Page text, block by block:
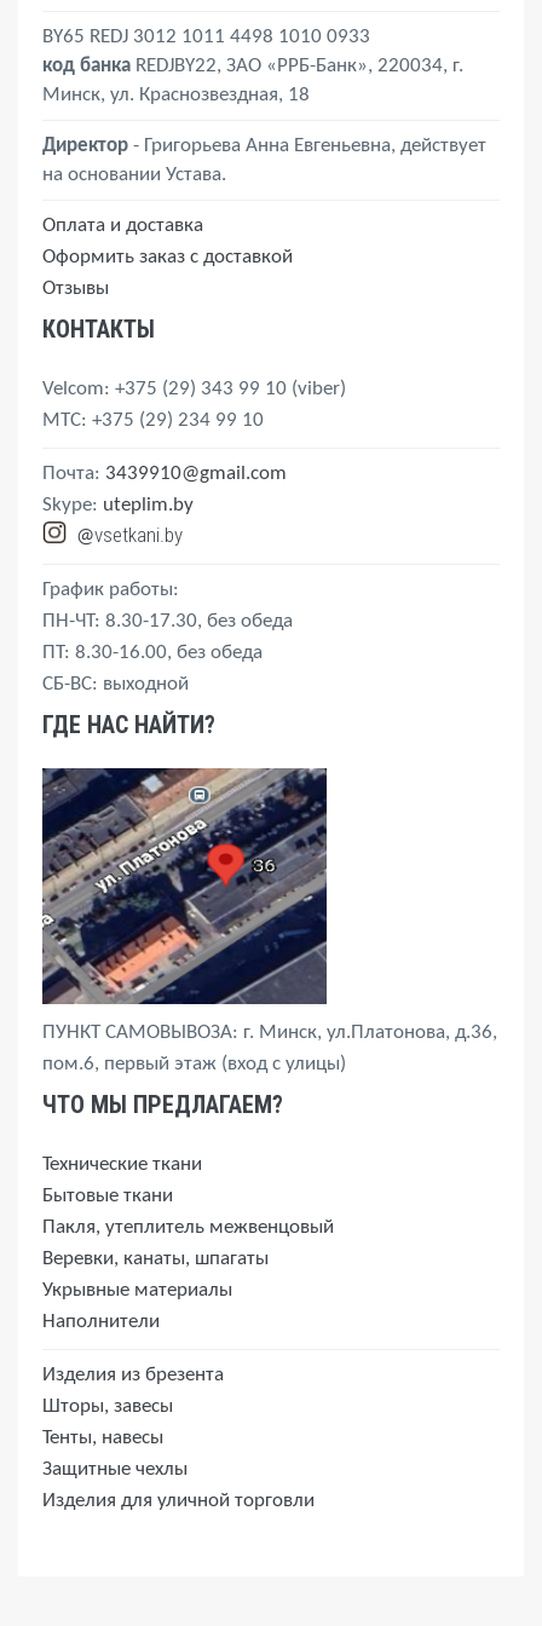
Эспандер
BY65 REDJ 3012 1011 4498 1010 0933
код банка REDJBY22, ЗАО «РРБ-Банк», 220034, г.
Минск, ул. Краснозвездная, 18
Директор - Григорьева Анна Евгеньевна, действует
на основании Устава.
Оплата и доставка
Оформить заказ с доставкой
Отзывы
КОНТАКТЫ
Velcom: +375 (29) 343 99 10 (viber)
MTС: +375 (29) 234 99 10
Почта: 3439910@gmail.com
Skype: uteplim.by
@vsetkani.by
График работы:
ПН-ЧТ: 8.30-17.30, без обеда
ПТ: 8.30-16.00, без обеда
СБ-ВС: выходной
ГДЕ НАС НАЙТИ?
ПУНКТ САМОВЫВОЗА: г. Минск, ул.Платонова, д.36,
пом.6, первый этаж (вход с улицы)
ЧТО МЫ ПРЕДЛАГАЕМ?
Технические ткани
Бытовые ткани
Пакля, утеплитель межвенцовый
Веревки, канаты, шпагаты
Укрывные материалы
Наполнители
Изделия из брезента
Шторы, завесы
Тенты, навесы
Защитные чехлы
Изделия для уличной торговли